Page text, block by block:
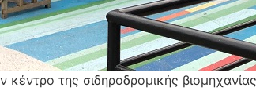
κέντρο της σιδηροδρομικής